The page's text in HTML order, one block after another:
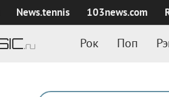
News.tennis 103news.com
Рок Поп